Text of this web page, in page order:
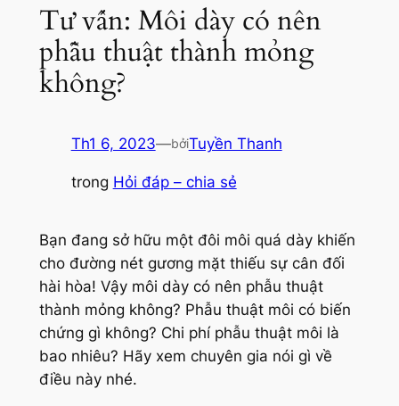
Tư vấn: Môi dày có nên
phẫu thuật thành mỏng
không?
Th1 6, 2023—bởiTuyền Thanh
trong Hỏi đáp – chia sẻ
Bạn đang sở hữu một đôi môi quá dày khiến
cho đường nét gương mặt thiếu sự cân đối
hài hòa! Vậy môi dày có nên phẫu thuật
thành mỏng không? Phẫu thuật môi có biến
chứng gì không? Chi phí phẫu thuật môi là
bao nhiêu? Hãy xem chuyên gia nói gì về
điều này nhé.